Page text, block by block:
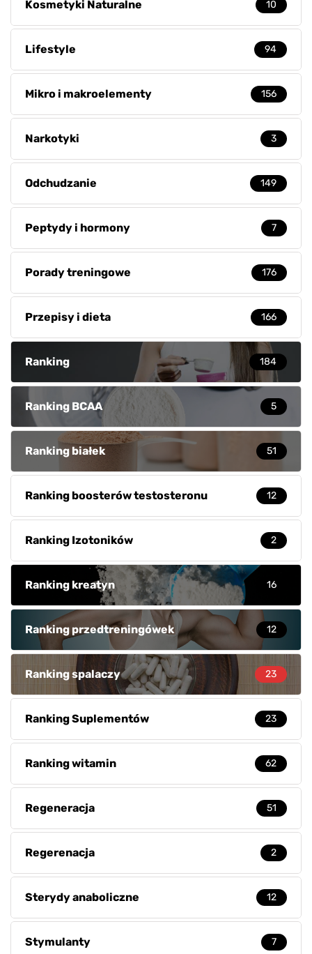
Kosmetyki Naturalne 10
Lifestyle 94
Mikro i makroelementy 156
Narkotyki 3
Odchudzanie 149
Peptydy i hormony 7
Porady treningowe 176
Przepisy i dieta 166
Ranking 184
Ranking BCAA 5
Ranking białek 51
Ranking boosterów testosteronu 12
Ranking Izotoników 2
Ranking kreatyn 16
Ranking przedtreningówek 12
Ranking spalaczy 23
Ranking Suplementów 23
Ranking witamin 62
Regeneracja 51
Regerenacja 2
Sterydy anaboliczne 12
Stymulanty 7